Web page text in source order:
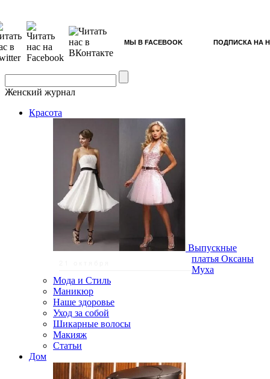
МЫ В FACEBOOK ПОДПИСКА НА
Женский журнал
Красота
Выпускные
платья Оксаны
Муха
Мода и Стиль
Маникюр
Наше здоровье
Уход за собой
Шикарные волосы
Макияж
Статьи
Дом